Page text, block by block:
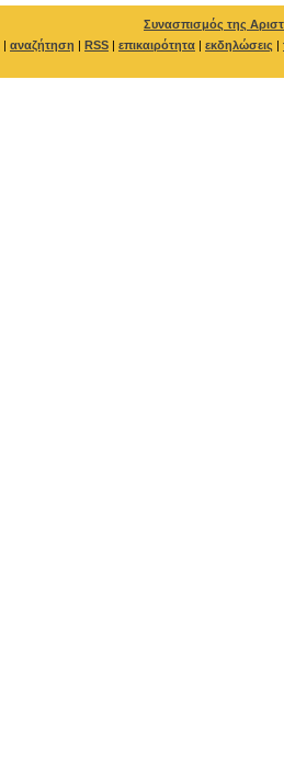
Συνασπισμός της
| αναζήτηση | RSS | επικαιρότητα | εκδηλώσεις |